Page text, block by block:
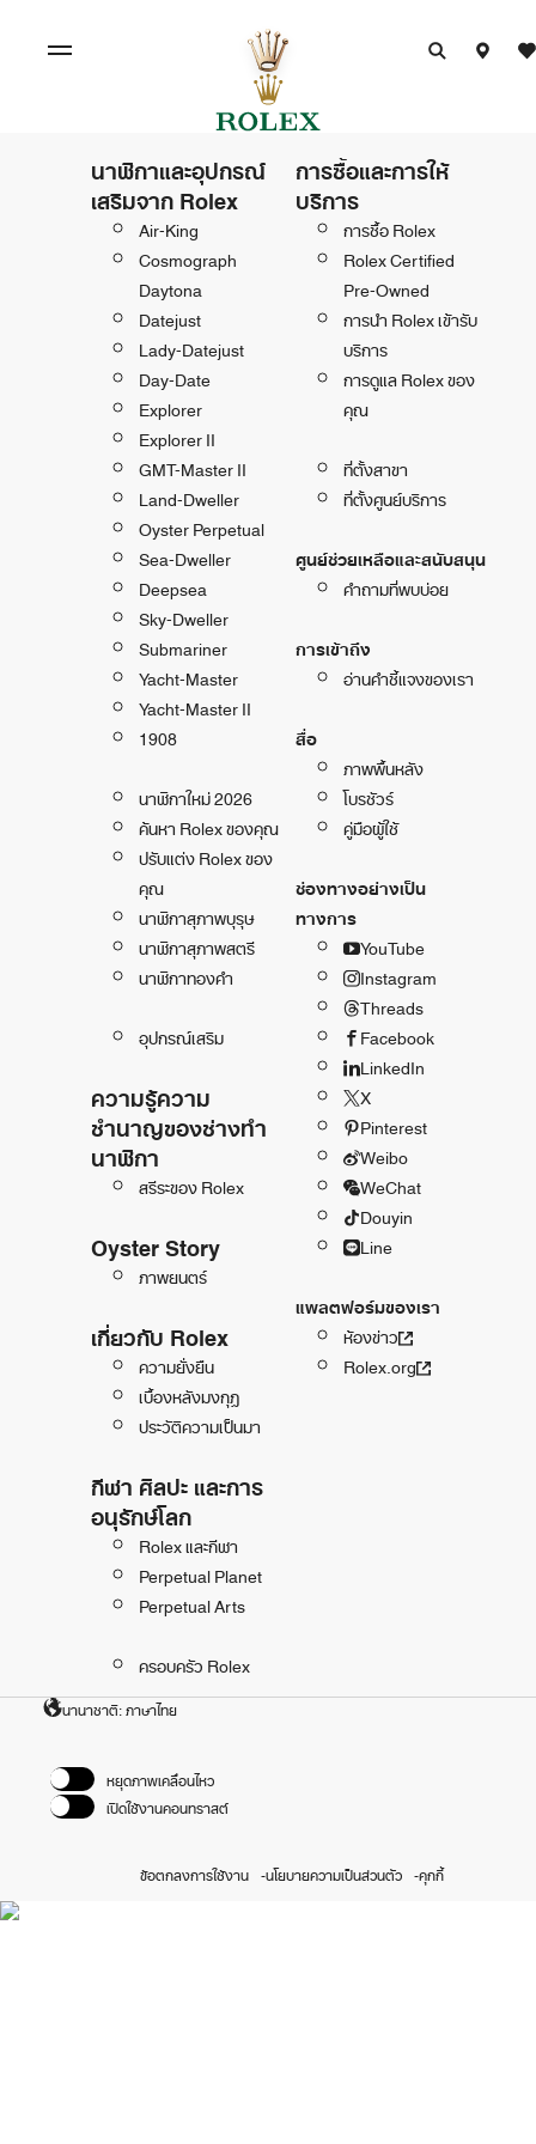
นาฬิกาและอุปกรณ์
เสริมจาก Rolex
Air-King
Cosmograph
Daytona
Datejust
Lady-Datejust
Day-Date
Explorer
Explorer II
GMT-Master II
Land-Dweller
Oyster Perpetual
Sea-Dweller
Deepsea
Sky-Dweller
Submariner
Yacht-Master
Yacht-Master II
1908
นาฬิกาใหม่ 2026
ค้นหา Rolex ของคุณ
ปรับแต่ง Rolex ของ
คุณ
นาฬิกาสุภาพบุรุษ
นาฬิกาสุภาพสตรี
นาฬิกาทองคำ
อุปกรณ์เสริม
ความรู้ความ
ชำนาญของช่างทำ
นาฬิกา
สรีระของ Rolex
Oyster Story
ภาพยนตร์
เกี่ยวกับ Rolex
ความยั่งยืน
เบื้องหลังมงกุฎ
ประวัติความเป็นมา
กีฬา ศิลปะ และการ
อนุรักษ์โลก
Rolex และกีฬา
Perpetual Planet
Perpetual Arts
ครอบครัว Rolex
การซื้อและการให้
บริการ
การซื้อ Rolex
Rolex Certified
Pre-Owned
การนำ Rolex เข้ารับ
บริการ
การดูแล Rolex ของ
คุณ
ที่ตั้งสาขา
ที่ตั้งศูนย์บริการ
ศูนย์ช่วยเหลือและสนับสนุน
คำถามที่พบบ่อย
การเข้าถึง
อ่านคำชี้แจงของเรา
สื่อ
ภาพพื้นหลัง
โบรชัวร์
คู่มือผู้ใช้
ช่องทางอย่างเป็น
ทางการ
YouTube
Instagram
Threads
Facebook
LinkedIn
X
Pinterest
Weibo
WeChat
Douyin
Line
แพลตฟอร์มของเรา
ห้องข่าว
Rolex.org
นานาชาติ: ภาษาไทย
หยุดภาพเคลื่อนไหว
เปิดใช้งานคอนทราสต์
ข้อตกลงการใช้งาน นโยบายความเป็นส่วนตัว คุกกี้